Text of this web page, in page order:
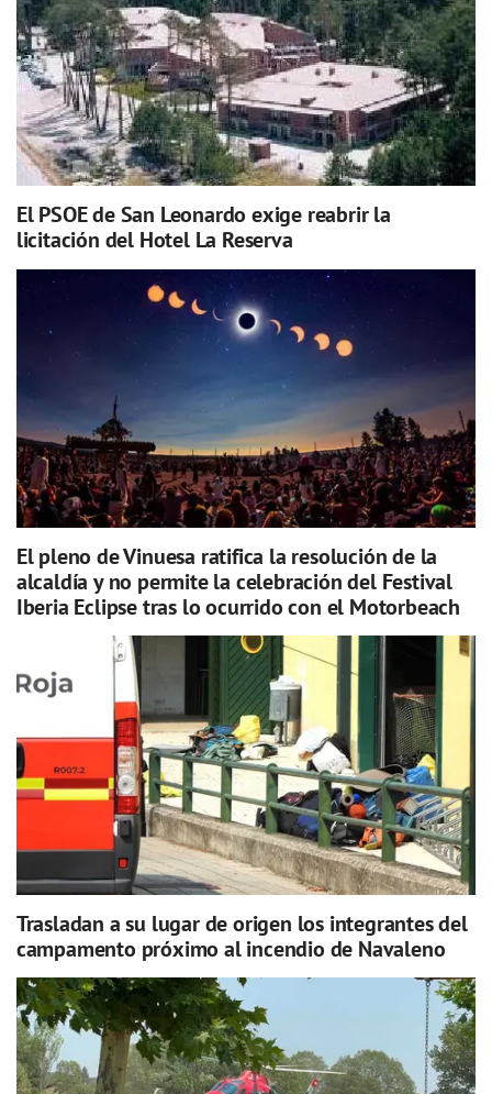
El PSOE de San Leonardo exige reabrir la
licitación del Hotel La Reserva
El pleno de Vinuesa ratifica la resolución de la
alcaldía y no permite la celebración del Festival
Iberia Eclipse tras lo ocurrido con el Motorbeach
Trasladan a su lugar de origen los integrantes del
campamento próximo al incendio de Navaleno